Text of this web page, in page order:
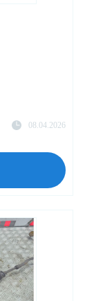
08.04.2026